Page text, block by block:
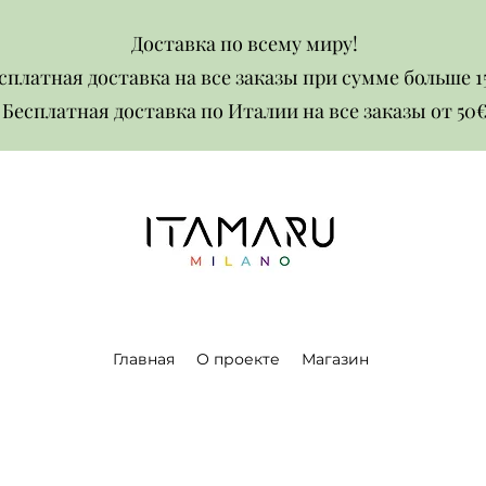
Доставка по всему миру!
доставка на все заказы при сумме больше
Бесплатная доставка по Италии на все заказы от 50€​​​
Главная О проекте Магазин